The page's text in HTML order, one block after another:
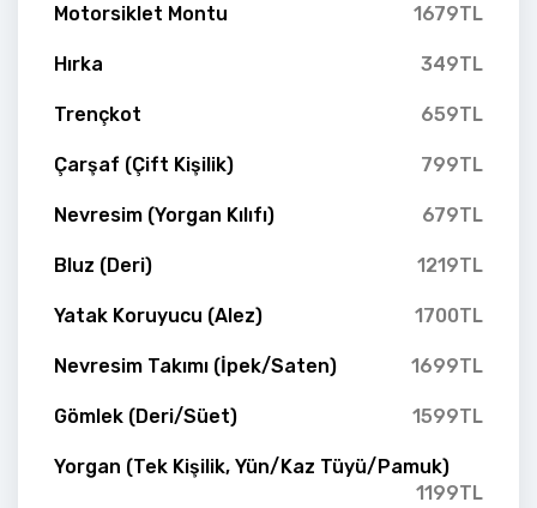
Motorsiklet Montu 1679TL
Hırka 349TL
Trençkot 659TL
Çarşaf (Çift Kişilik) 799TL
Nevresim (Yorgan Kılıfı) 679TL
Bluz (Deri) 1219TL
Yatak Koruyucu (Alez) 1700TL
Nevresim Takımı (İpek/Saten) 1699TL
Gömlek (Deri/Süet) 1599TL
Yorgan (Tek Kişilik, Yün/Kaz Tüyü/Pamuk)
1199TL